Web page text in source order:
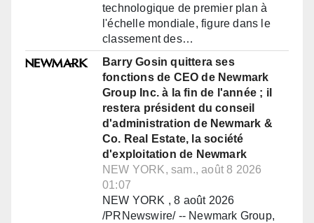
technologique de premier plan à
l'échelle mondiale, figure dans le
classement des…
Barry Gosin quittera ses
fonctions de CEO de Newmark
Group Inc. à la fin de l'année ; il
restera président du conseil
d'administration de Newmark &
Co. Real Estate, la société
d'exploitation de Newmark
NEW YORK, sam., août 8 2026
01:07
NEW YORK , 8 août 2026
/PRNewswire/ -- Newmark Group,